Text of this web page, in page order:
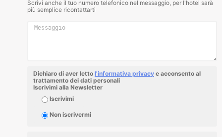
Scrivi anche il tuo numero telefonico nel messaggio, per l'hotel sarà
più semplice ricontattarti
Dichiaro di aver letto l'informativa privacy e acconsento al
trattamento dei dati personali
Iscrivimi alla Newsletter
Iscrivimi
Non iscrivermi